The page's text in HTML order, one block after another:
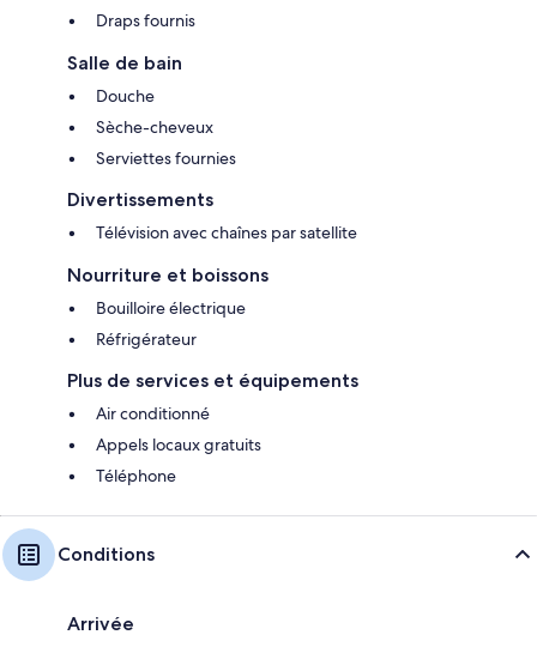
Draps fournis
Salle de bain
Douche
Sèche-cheveux
Serviettes fournies
Divertissements
Télévision avec chaînes par satellite
Nourriture et boissons
Bouilloire électrique
Réfrigérateur
Plus de services et équipements
Air conditionné
Appels locaux gratuits
Téléphone
Conditions
Arrivée